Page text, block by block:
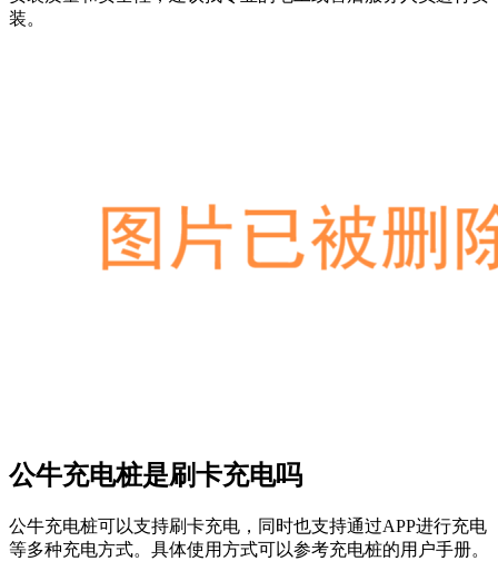
装。
公牛充电桩是刷卡充电吗
公牛充电桩可以支持刷卡充电，同时也支持通过APP进行充电
等多种充电方式。具体使用方式可以参考充电桩的用户手册。